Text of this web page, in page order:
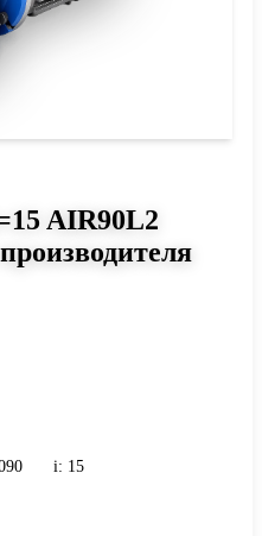
AIR90L2
i: 15